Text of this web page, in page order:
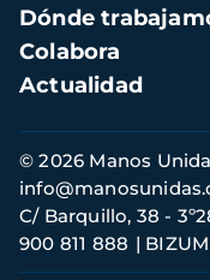
Dónde
Colabora
Actualidad
Información
de
contacto
© 2026 Manos
C/ Barquillo, 38 -
900 811 888